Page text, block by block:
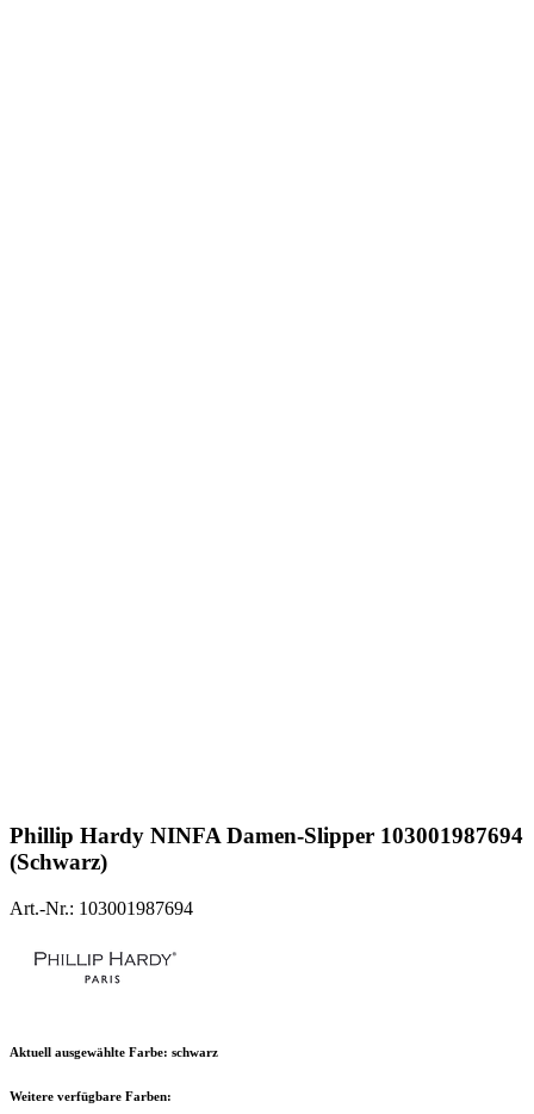
Phillip Hardy NINFA Damen-Slipper 103001987694
(Schwarz)
Art.-Nr.: 103001987694
Aktuell ausgewählte Farbe: schwarz
Weitere verfügbare Farben: